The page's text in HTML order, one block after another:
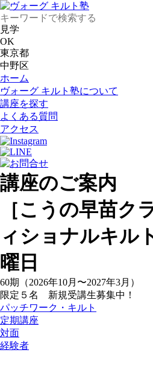
見学
OK
東京都
中野区
ホーム
ヴォーグ キルト塾について
講座を探す
よくある質問
アクセス
講座のご案内
［こうの早苗ク
ィショナルキル
曜日
60期（2026年10月〜2027年3月）
限定５名 新規受講生募集中！
パッチワーク・キルト
定期講座
対面
経験者